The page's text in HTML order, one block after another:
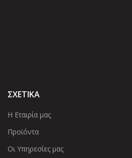
ΣΧΕΤΙΚΑ
Η Εταιρία μας
Προϊόντα
Οι Υπηρεσίες μας